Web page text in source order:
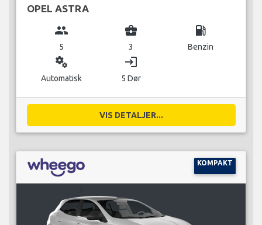
OPEL ASTRA
group
5
business_center
3
local_gas_station
Benzin
miscellaneous_services
Automatisk
login
5 Dør
VIS DETALJER...
KOMPAKT